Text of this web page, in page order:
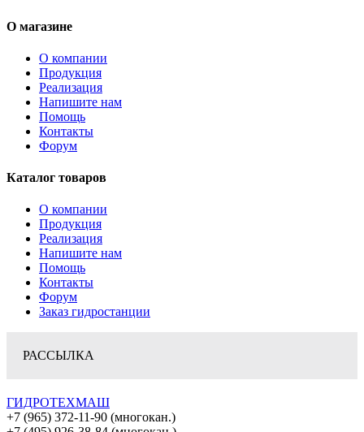
О магазине
О компании
Продукция
Реализация
Напишите нам
Помощь
Контакты
Форум
Каталог товаров
О компании
Продукция
Реализация
Напишите нам
Помощь
Контакты
Форум
Заказ гидростанции
РАССЫЛКА
ГИДРОТЕХМАШ
+7 (965) 372-11-90 (многокан.)